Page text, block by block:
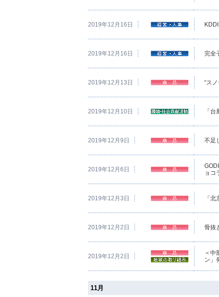
2019年12月16日
2019年12月16日 完全
2019年12月13日 “ス
2019年12月10日 「
2019年12月9日 不足
2019年12月6日
ョコ
2019年12月3日 「
2019年12月2日 骨抜
2019年12月2日
＜中
ン」
11月